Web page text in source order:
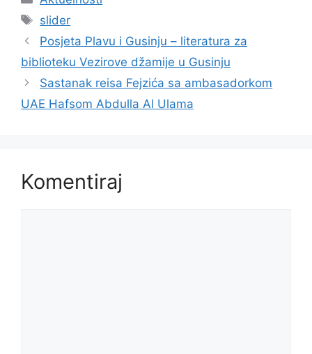
Oznake
slider
Posjeta Plavu i Gusinju – literatura za
biblioteku Vezirove džamije u Gusinju
Sastanak reisa Fejzića sa ambasadorkom
UAE Hafsom Abdulla Al Ulama
Komentiraj